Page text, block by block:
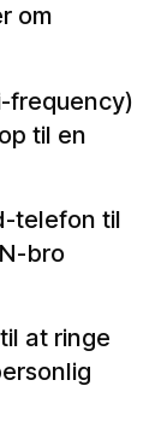
om
frequency)
til en
telefon til
bro
at ringe